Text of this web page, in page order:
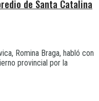
de Santa Catalina
Romina Braga, habló con
provincial por la